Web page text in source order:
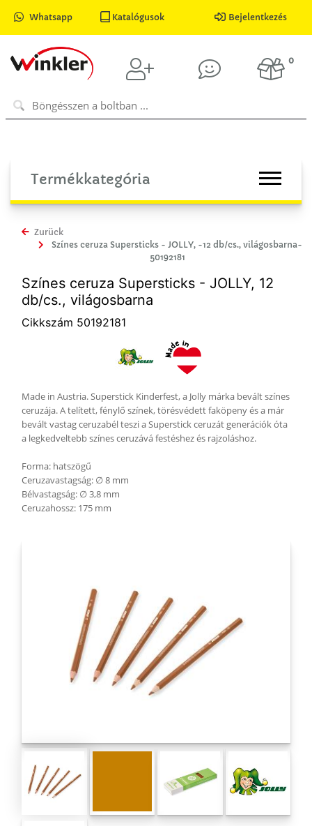
Whatsapp Katalógusok Bejelentkezés
0
Termékkategória
Zurück
Színes ceruza Supersticks - JOLLY, -12 db/cs., világosbarna-
50192181
Színes ceruza Supersticks - JOLLY, 12
db/cs., világosbarna
Cikkszám 50192181
Made in Austria. Superstick Kinderfest, a Jolly márka bevált színes
ceruzája. A telített, fénylő színek, törésvédett faköpeny és a már
bevált vastag ceruzabél teszi a Superstick ceruzát generációk óta
a legkedveltebb színes ceruzává festéshez és rajzoláshoz.
Forma: hatszögű
Ceruzavastagság: ∅ 8 mm
Bélvastagság: ∅ 3,8 mm
Ceruzahossz: 175 mm